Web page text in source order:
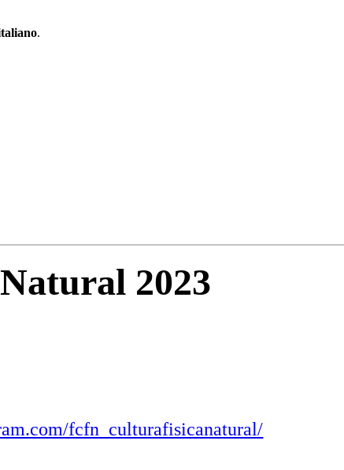
.
2023
fcfn_culturafisicanatural/